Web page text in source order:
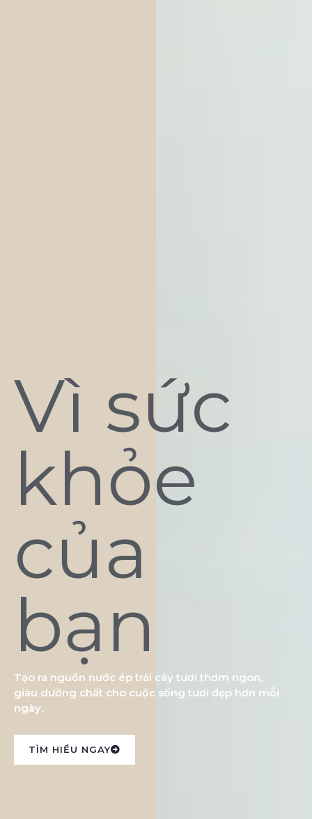
Vì sức
khỏe
của
bạn
Tạo ra nguồn nước ép trái cây tươi thơm ngon,
giàu dưỡng chất cho cuộc sống tươi đẹp hơn mỗi
ngày.
TÌM HIỂU NGAY